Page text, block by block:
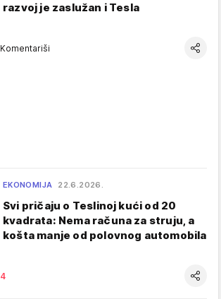
razvoj je zaslužan i Tesla
Komentariši
EKONOMIJA 22.6.2026.
Svi pričaju o Teslinoj kući od 20
kvadrata: Nema računa za struju, a
košta manje od polovnog automobila
4